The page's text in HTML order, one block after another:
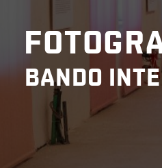
BANDO